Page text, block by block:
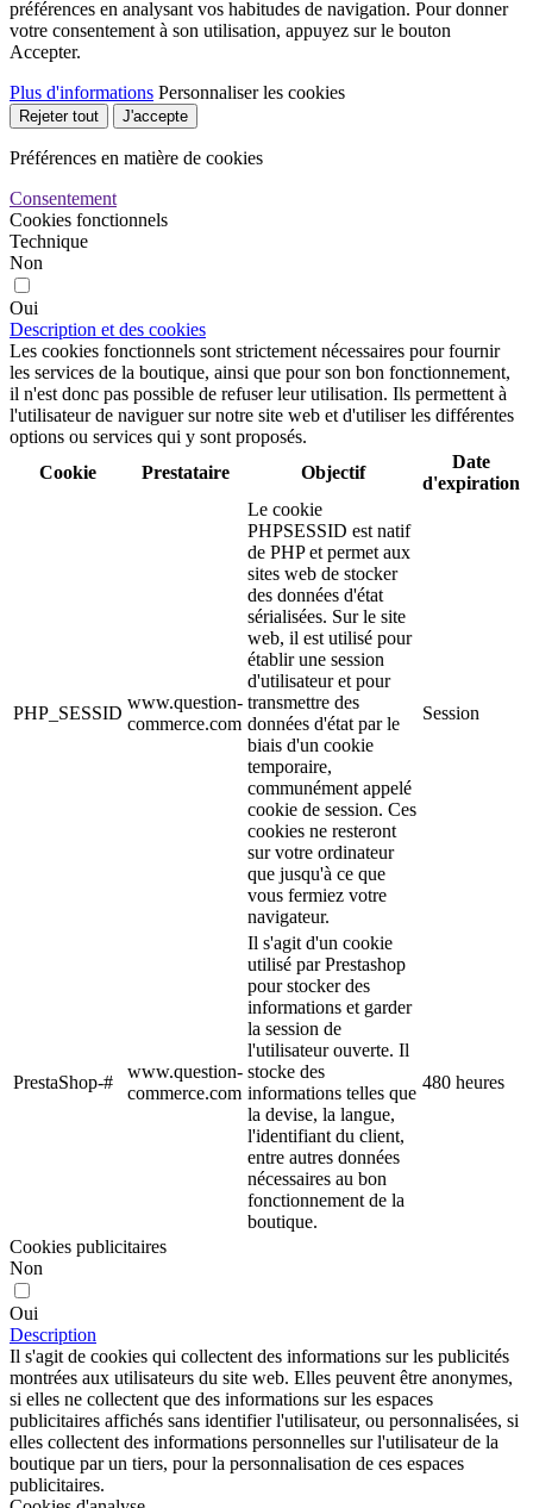
préférences en analysant vos habitudes de navigation. Pour donner
votre consentement à son utilisation, appuyez sur le bouton
Accepter.
Plus d'informations Personnaliser les cookies
Rejeter tout J'accepte
Préférences en matière de cookies
Consentement
Cookies fonctionnels
Technique
Non
Oui
Description et des cookies
Les cookies fonctionnels sont strictement nécessaires pour fournir
les services de la boutique, ainsi que pour son bon fonctionnement,
il n'est donc pas possible de refuser leur utilisation. Ils permettent à
l'utilisateur de naviguer sur notre site web et d'utiliser les différentes
options ou services qui y sont proposés.
Cookie
Prestataire Objectif
Date
d'expiration
PHP_SESSID
www.question-
commerce.com
Le cookie
PHPSESSID est natif
de PHP et permet aux
sites web de stocker
des données d'état
sérialisées. Sur le site
web, il est utilisé pour
établir une session
d'utilisateur et pour
transmettre des
données d'état par le
biais d'un cookie
temporaire,
communément appelé
cookie de session. Ces
cookies ne resteront
sur votre ordinateur
que jusqu'à ce que
vous fermiez votre
navigateur.
Session
PrestaShop-#
www.question-
commerce.com
Il s'agit d'un cookie
utilisé par Prestashop
pour stocker des
informations et garder
la session de
l'utilisateur ouverte. Il
stocke des
informations telles que
la devise, la langue,
l'identifiant du client,
entre autres données
nécessaires au bon
fonctionnement de la
boutique.
480 heures
Cookies publicitaires
Non
Oui
Description
Il s'agit de cookies qui collectent des informations sur les publicités
montrées aux utilisateurs du site web. Elles peuvent être anonymes,
si elles ne collectent que des informations sur les espaces
publicitaires affichés sans identifier l'utilisateur, ou personnalisées, si
elles collectent des informations personnelles sur l'utilisateur de la
boutique par un tiers, pour la personnalisation de ces espaces
publicitaires.